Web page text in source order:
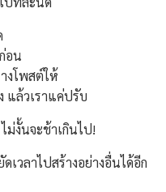
อน
งโพสต์ให้
แล้วเราแค่ปรับ
งั้นจะช้าเกินไป!
เวลาไปสร้างอย่างอื่นได้อีก